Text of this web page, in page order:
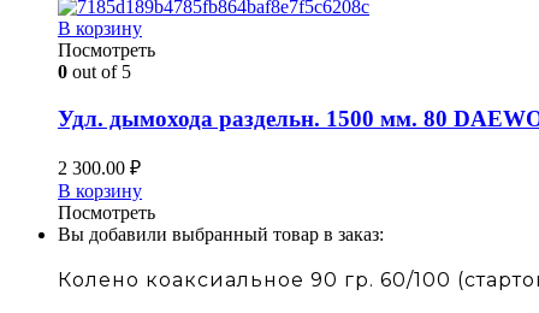
В корзину
Посмотреть
0 out of 5
Удл. дымохода раздельн. 1500 мм. 80
2 300.00 ₽
В корзину
Посмотреть
Вы добавили выбранный товар в заказ:
Колено коаксиальное 90 гр. 60/100